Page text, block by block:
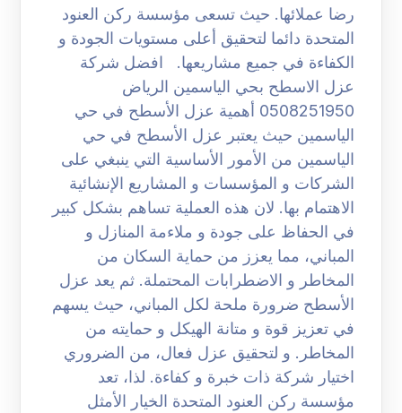
رضا عملائها. حيث تسعى مؤسسة ركن العنود
المتحدة دائما لتحقيق أعلى مستويات الجودة و
الكفاءة في جميع مشاريعها. افضل شركة
عزل الاسطح بحي الياسمين الرياض
0508251950 أهمية عزل الأسطح في حي
الياسمين حيث يعتبر عزل الأسطح في حي
الياسمين من الأمور الأساسية التي ينبغي على
الشركات و المؤسسات و المشاريع الإنشائية
الاهتمام بها. لان هذه العملية تساهم بشكل كبير
في الحفاظ على جودة و ملاءمة المنازل و
المباني، مما يعزز من حماية السكان من
المخاطر و الاضطرابات المحتملة. ثم يعد عزل
الأسطح ضرورة ملحة لكل المباني، حيث يسهم
في تعزيز قوة و متانة الهيكل و حمايته من
المخاطر. و لتحقيق عزل فعال، من الضروري
اختيار شركة ذات خبرة و كفاءة. لذا، تعد
مؤسسة ركن العنود المتحدة الخيار الأمثل